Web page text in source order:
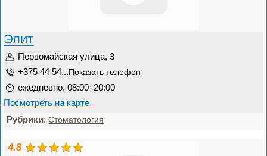
Элит
Первомайская улица, 3
+375 44 54... Показать телефон
ежедневно, 08:00–20:00
Посмотреть на карте
Рубрики:Стоматология
4.8